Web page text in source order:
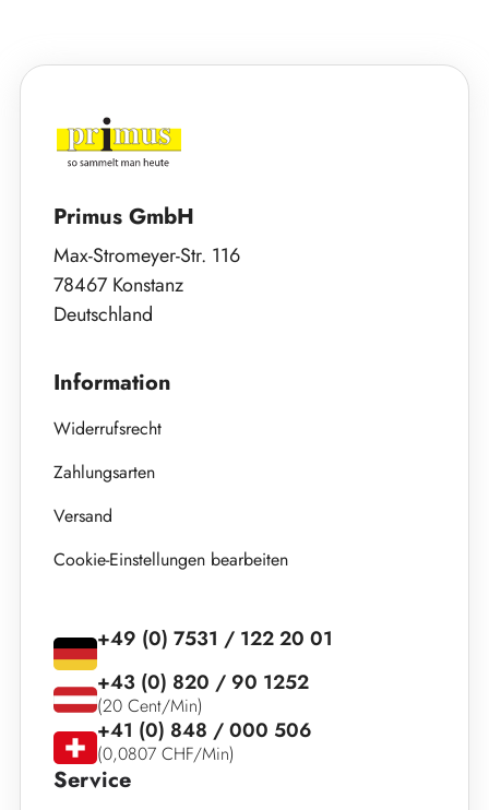
Primus GmbH
Max-Stromeyer-Str. 116
78467 Konstanz
Deutschland
Information
Widerrufsrecht
Zahlungsarten
Versand
Cookie-Einstellungen bearbeiten
Service
+49 (0) 7531 / 122 20 01
+43 (0) 820 / 90 1252
(20 Cent/Min)
+41 (0) 848 / 000 506
(0,0807 CHF/Min)